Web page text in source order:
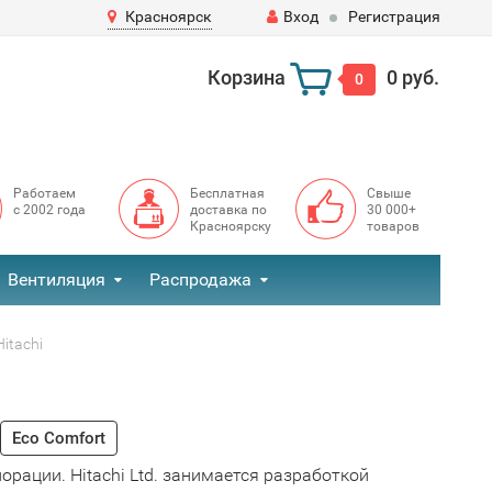
Красноярск Вход Регистрация
Корзина 0 0 руб.
Работаем
с 2002 года
Бесплатная
доставка по
Красноярску
Свыше
30 000+
товаров
Вентиляция Распродажа
Eco Comfort
Hitachi Ltd. занимается разработкой